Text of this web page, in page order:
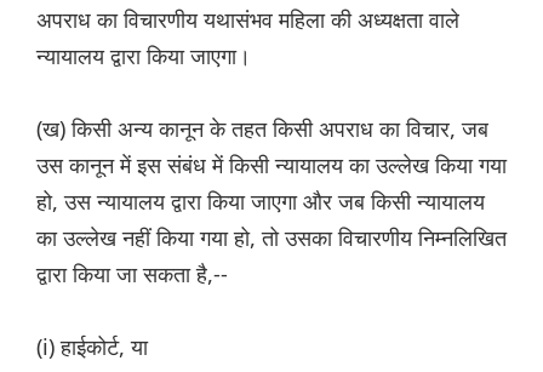
अपराध का विचारणीय यथासंभव महिला की अध्यक्षता वाले
न्यायालय द्वारा किया जाएगा।
(ख) किसी अन्य कानून के तहत किसी अपराध का विचार, जब
उस कानून में इस संबंध में किसी न्यायालय का उल्लेख किया गया
हो, उस न्यायालय द्वारा किया जाएगा और जब किसी न्यायालय
का उल्लेख नहीं किया गया हो, तो उसका विचारणीय निम्नलिखित
द्वारा किया जा सकता है,--
(i) हाईकोर्ट, या